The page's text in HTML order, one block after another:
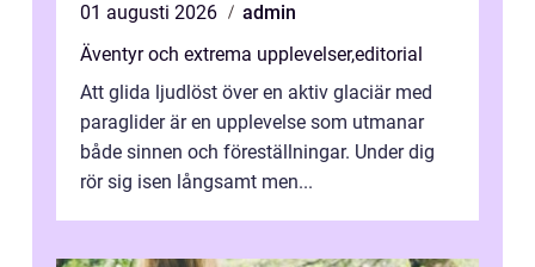
01 augusti 2026
admin
Äventyr och extrema upplevelser,editorial
Att glida ljudlöst över en aktiv glaciär med
paraglider är en upplevelse som utmanar
både sinnen och föreställningar. Under dig
rör sig isen långsamt men...